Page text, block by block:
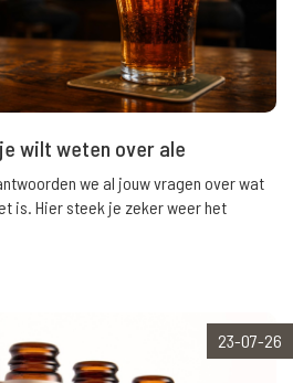
wilt weten over ale
we al jouw vragen over wat
is. Hier steek je zeker weer het
23-07-26